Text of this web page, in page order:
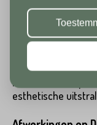
Onze slabs zijn
betekent dat elke
en B), die samen
patroon vormen,
in elkaar
esthetischeHuisnummer*